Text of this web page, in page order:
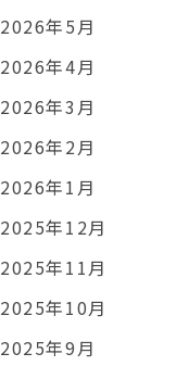
2026年5月
2026年4月
2026年3月
2026年2月
2026年1月
2025年12月
2025年11月
2025年10月
2025年9月